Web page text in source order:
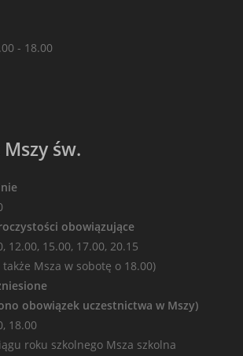
- 18.00
św.
obowiązujące
12.00, 15.00, 17.00, 20.15
Msza w sobotę o 18.00)
obowiązek uczestnictwa w Mszy)
18.00
roku szkolnego Msza szkolna